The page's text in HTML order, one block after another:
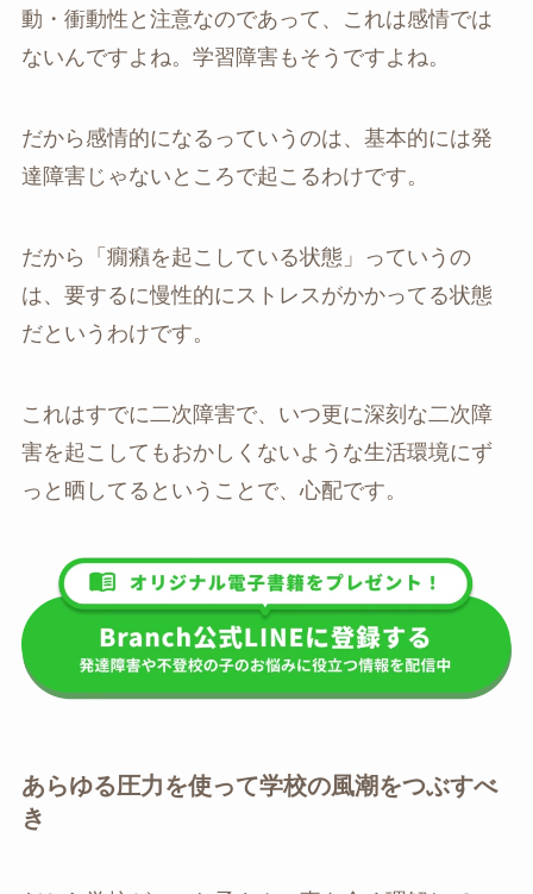
動・衝動性と注意なのであって、これは感情では
ないんですよね。学習障害もそうですよね。
だから感情的になるっていうのは、基本的には発
達障害じゃないところで起こるわけです。
だから「癇癪を起こしている状態」っていうの
は、要するに慢性的にストレスがかかってる状態
だというわけです。
これはすでに二次障害で、いつ更に深刻な二次障
害を起こしてもおかしくないような生活環境にず
っと晒してるということで、心配です。
あらゆる圧力を使って学校の風潮をつぶすべ
き